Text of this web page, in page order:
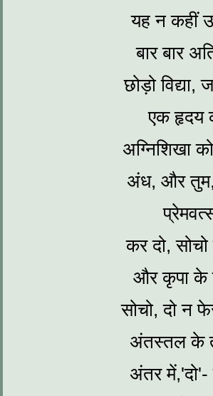
यह न कहीं
बार बार
छोड़ो
एक हृदय
अग्निशिखा
अंध, और तुम,
कर दो,
और कृपा के
सोचो, दो न
अंतस्‍तल के
अंतर में,'दो'-